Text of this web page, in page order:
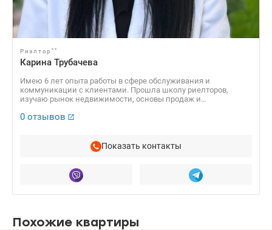
Риэлтор **
Карина Трубачева
Имею 6 лет опыта работы в сфере обслуживания и
коммуникации с клиентами. Прошла школу риелторов,
изучаю рынок недвижимости, основы продаж и
быстро обучаюсь и умею находить подход к людям.
0 отзывов
Показать контакты
Похожие квартиры